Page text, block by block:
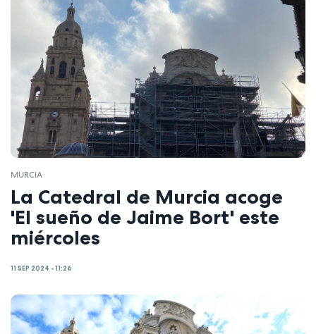
MURCIA
La Catedral de Murcia acoge
'El sueño de Jaime Bort' este
miércoles
11 SEP 2024 - 11:26